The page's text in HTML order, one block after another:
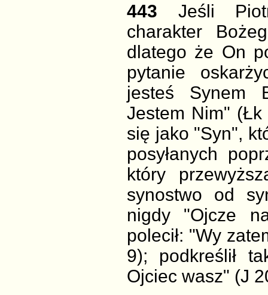
443 Jeśli
charakter
dlatego że On
pytanie
jesteś Synem
Jestem Nim" (Łk
się jako "Syn",
posyłanych
który
synostwo od
nigdy "Ojcze
polecił: "Wy
9); podkreślił
Ojciec wasz" (J